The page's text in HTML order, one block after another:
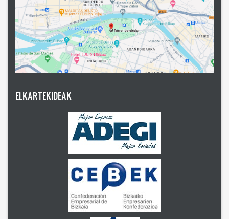
ELKARTEKIDEAK